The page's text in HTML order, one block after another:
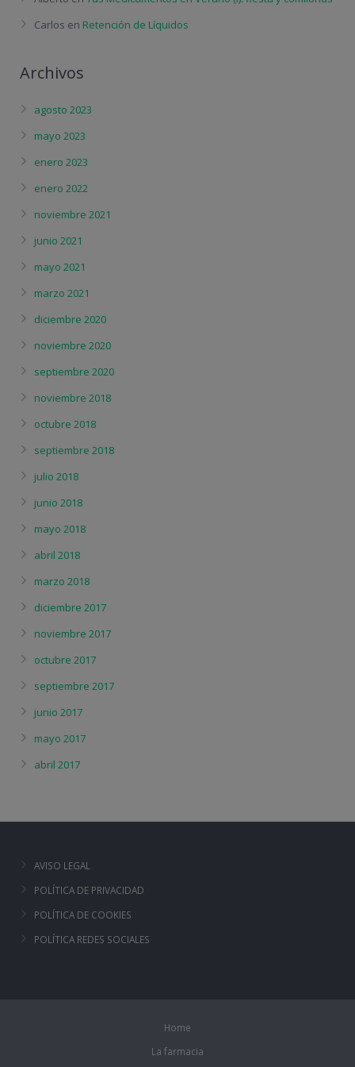
Carlos en Retención de Líquidos
Archivos
agosto 2023
mayo 2023
enero 2023
enero 2022
noviembre 2021
junio 2021
mayo 2021
marzo 2021
diciembre 2020
noviembre 2020
septiembre 2020
noviembre 2018
octubre 2018
septiembre 2018
julio 2018
junio 2018
mayo 2018
abril 2018
marzo 2018
diciembre 2017
noviembre 2017
octubre 2017
septiembre 2017
junio 2017
mayo 2017
abril 2017
AVISO LEGAL
POLÍTICA DE PRIVACIDAD
POLÍTICA DE COOKIES
POLÍTICA REDES SOCIALES
Home
La farmacia